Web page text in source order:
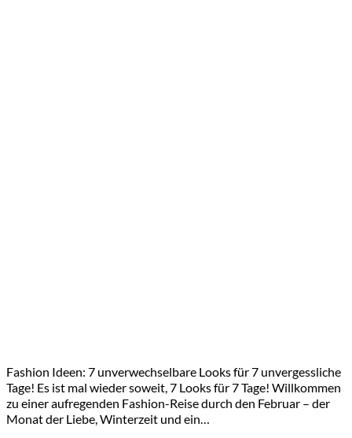
Fashion Ideen: 7 unverwechselbare Looks für 7 unvergessliche
Tage! Es ist mal wieder soweit, 7 Looks für 7 Tage! Willkommen
zu einer aufregenden Fashion-Reise durch den Februar – der
Monat der Liebe, Winterzeit und ein…